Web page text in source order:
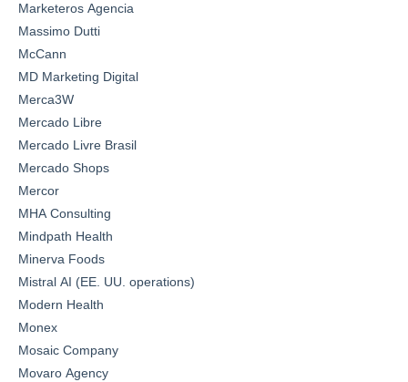
Marketeros Agencia
Massimo Dutti
McCann
MD Marketing Digital
Merca3W
Mercado Libre
Mercado Livre Brasil
Mercado Shops
Mercor
MHA Consulting
Mindpath Health
Minerva Foods
Mistral AI (EE. UU. operations)
Modern Health
Monex
Mosaic Company
Movaro Agency